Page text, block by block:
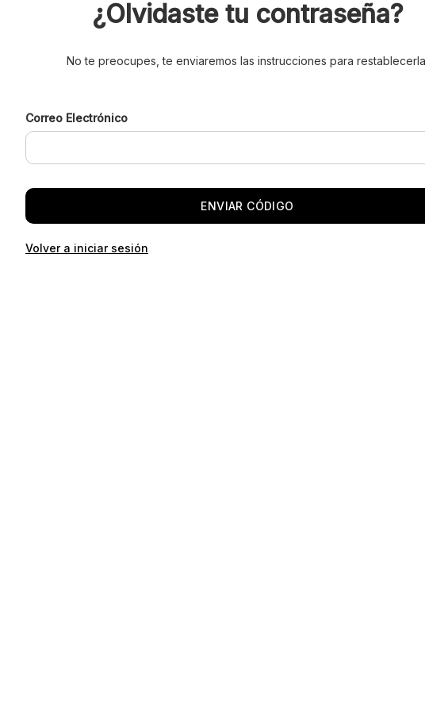
¿Olvidaste tu contraseña?
No te preocupes, te enviaremos las instrucciones para
Correo Electrónico
Volver a iniciar sesión